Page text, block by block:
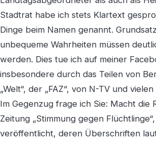
Stadtrat habe ich stets Klartext
Dinge beim Namen genannt.
unbequeme Wahrheiten müssen
werden. Dies tue ich auf meiner
insbesondere durch das Teilen von
„Welt“, der „FAZ“, von N-TV und
Im Gegenzug frage ich Sie: Macht die
Zeitung „Stimmung gegen
veröffentlicht, deren Überschriften